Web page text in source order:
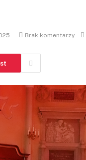
Brak komentarzy